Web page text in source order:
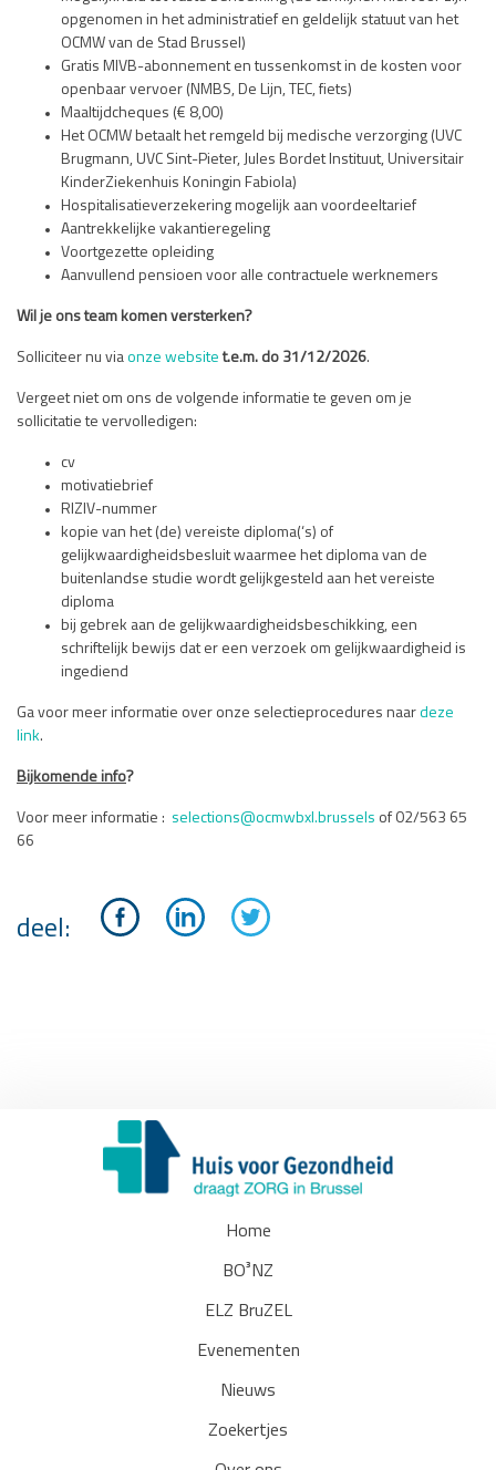
opgenomen in het administratief en geldelijk statuut van het
OCMW van de Stad Brussel)
Gratis MIVB-abonnement en tussenkomst in de kosten voor
openbaar vervoer (NMBS, De Lijn, TEC, fiets)
Maaltijdcheques (€ 8,00)
Het OCMW betaalt het remgeld bij medische verzorging (UVC
Brugmann, UVC Sint-Pieter, Jules Bordet Instituut, Universitair
KinderZiekenhuis Koningin Fabiola)
Hospitalisatieverzekering mogelijk aan voordeeltarief
Aantrekkelijke vakantieregeling
Voortgezette opleiding
Aanvullend pensioen voor alle contractuele werknemers
Wil je ons team komen versterken?
Solliciteer nu via onze website t.e.m. do 31/12/2026.
Vergeet niet om ons de volgende informatie te geven om je
sollicitatie te vervolledigen:
cv
motivatiebrief
RIZIV-nummer
kopie van het (de) vereiste diploma(‘s) of
gelijkwaardigheidsbesluit waarmee het diploma van de
buitenlandse studie wordt gelijkgesteld aan het vereiste
diploma
bij gebrek aan de gelijkwaardigheidsbeschikking, een
schriftelijk bewijs dat er een verzoek om gelijkwaardigheid is
ingediend
Ga voor meer informatie over onze selectieprocedures naar deze
link.
Bijkomende info?
Voor meer informatie : selections@ocmwbxl.brussels of 02/563 65
66
deel:
Home
BO³NZ
ELZ BruZEL
Evenementen
Nieuws
Zoekertjes